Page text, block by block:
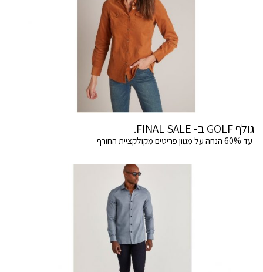
גולף GOLF ב- FINAL SALE.
עד 60% הנחה על מגוון פריטים מקולקציית החורף